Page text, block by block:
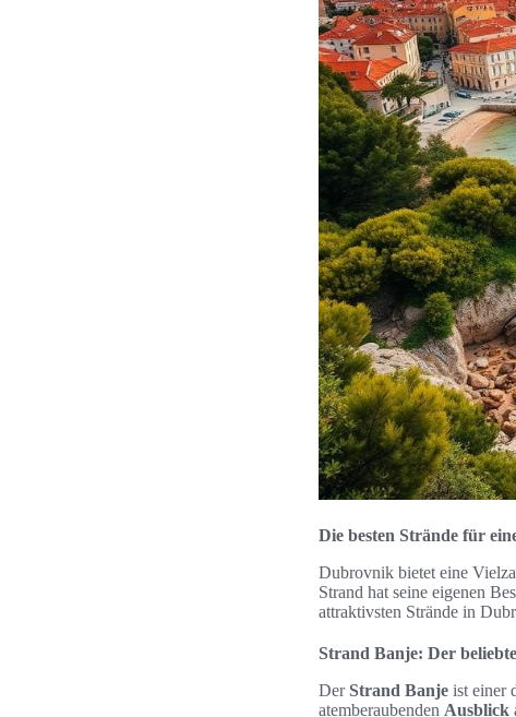
Die besten Strände für
Dubrovnik bietet eine
Strand hat seine eigenen
attraktivsten Strände in
Strand Banje: Der
DerStrand Banje ist einer
atemberaubenden Ausblick